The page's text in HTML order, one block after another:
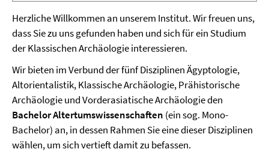
Herzliche Willkommen an unserem Institut. Wir freuen uns,
dass Sie zu uns gefunden haben und sich für ein Studium
der Klassischen Archäologie interessieren.
Wir bieten im Verbund der fünf Disziplinen Ägyptologie,
Altorientalistik, Klassische Archäologie, Prähistorische
Archäologie und Vorderasiatische Archäologie den
Bachelor Altertumswissenschaften (ein sog. Mono-
Bachelor) an, in dessen Rahmen Sie eine dieser Disziplinen
wählen, um sich vertieft damit zu befassen.